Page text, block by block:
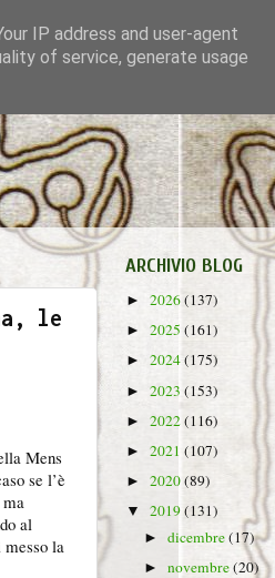
le
Mens
se l’è
al
la
ARCHIVIO BLOG
► 2026(137)
► 2025 (161)
► 2024(175)
► 2023 (153)
► 2022(116)
► 2021 (107)
► 2020(89)
▼ 2019(131)
►dicembre(17)
►novembre(20)
IP address and user-agent
of service, generate usage